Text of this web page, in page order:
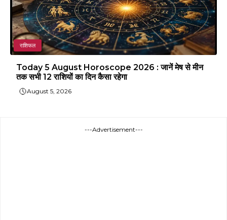
राशिफल
Today 5 August Horoscope 2026 : जानें मेष से मीन
तक सभी 12 राशियों का दिन कैसा रहेगा
August 5, 2026
---Advertisement---